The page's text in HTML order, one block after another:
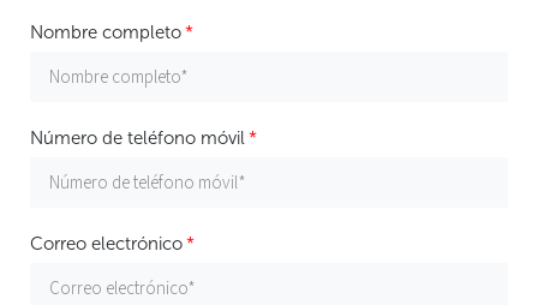
Nombre completo
Número de teléfono móvil
Correo electrónico